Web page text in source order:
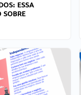
ESSA
SOBRE